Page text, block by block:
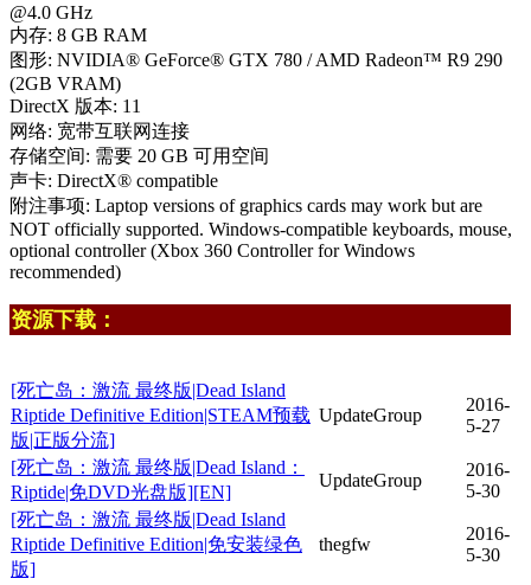
@4.0 GHz
内存: 8 GB RAM
图形: NVIDIA® GeForce® GTX 780 / AMD Radeon™ R9 290
(2GB VRAM)
DirectX 版本: 11
网络: 宽带互联网连接
存储空间: 需要 20 GB 可用空间
声卡: DirectX® compatible
附注事项: Laptop versions of graphics cards may work but are
NOT officially supported. Windows-compatible keyboards, mouse,
optional controller (Xbox 360 Controller for Windows
recommended)
资源下载：
[死亡岛：激流 最终版|Dead Island
Riptide Definitive Edition|STEAM预载
版|正版分流]
UpdateGroup
2016-
5-27
[死亡岛：激流 最终版|Dead Island：
Riptide|免DVD光盘版][EN]
UpdateGroup
2016-
5-30
[死亡岛：激流 最终版|Dead Island
Riptide Definitive Edition|免安装绿色
版]
thegfw
2016-
5-30